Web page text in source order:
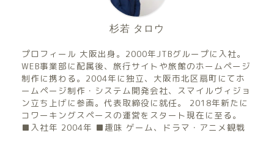
杉若 タロウ
プロフィール 大阪出身。2000年JTBグループに入社。
WEB事業部に配属後、旅行サイトや旅館のホームページ
制作に携わる。2004年に独立、大阪市北区扇町にてホ
ームページ制作・システム開発会社、スマイルヴィジョ
ン立ち上げに参画。代表取締役に就任。 2018年新たに
コワーキングスペースの運営をスタート現在に至る。
■入社年 2004年 ■趣味 ゲーム、ドラマ・アニメ観戦